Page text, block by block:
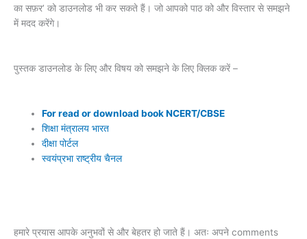
का सफ़र’ को डाउनलोड भी कर सकते हैं। जो आपको पाठ को और विस्तार से समझने
में मदद करेंगे।
पुस्तक डाउनलोड के लिए और विषय को समझने के लिए क्लिक करें –
For read or download book NCERT/CBSE
शिक्षा मंत्रालय भारत
दीक्षा पोर्टल
स्वयंप्रभा राष्ट्रीय चैनल
हमारे प्रयास आपके अनुभवों से और बेहतर हो जाते हैं। अतः अपने comments